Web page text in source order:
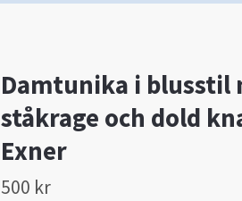
Damtunika i blusstil
ståkrage och dold
Exner
500 kr